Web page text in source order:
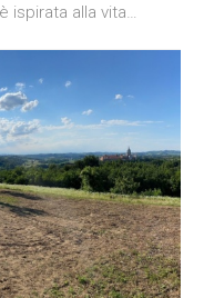
ispirata alla vita…